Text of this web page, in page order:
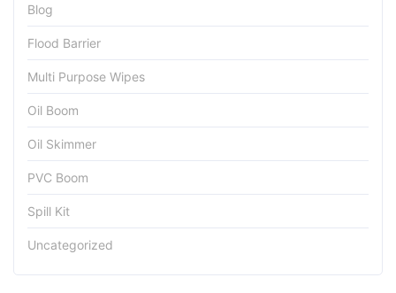
Blog
Flood Barrier
Multi Purpose Wipes
Oil Boom
Oil Skimmer
PVC Boom
Spill Kit
Uncategorized